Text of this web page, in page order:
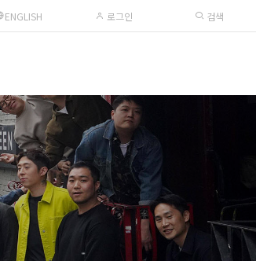
ENGLISH 로그인 검색